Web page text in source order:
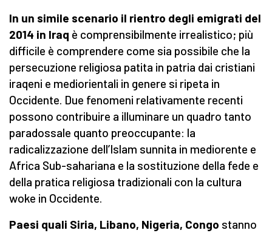
In un simile scenario il rientro degli emigrati del
2014 in Iraq è comprensibilmente irrealistico; più
difficile è comprendere come sia possibile che la
persecuzione religiosa patita in patria dai cristiani
iraqeni e mediorientali in genere si ripeta in
Occidente. Due fenomeni relativamente recenti
possono contribuire a illuminare un quadro tanto
paradossale quanto preoccupante: la
radicalizzazione dell’Islam sunnita in mediorente e
Africa Sub-sahariana e la sostituzione della fede e
della pratica religiosa tradizionali con la cultura
woke in Occidente.
Paesi quali Siria, Libano, Nigeria, Congo stanno